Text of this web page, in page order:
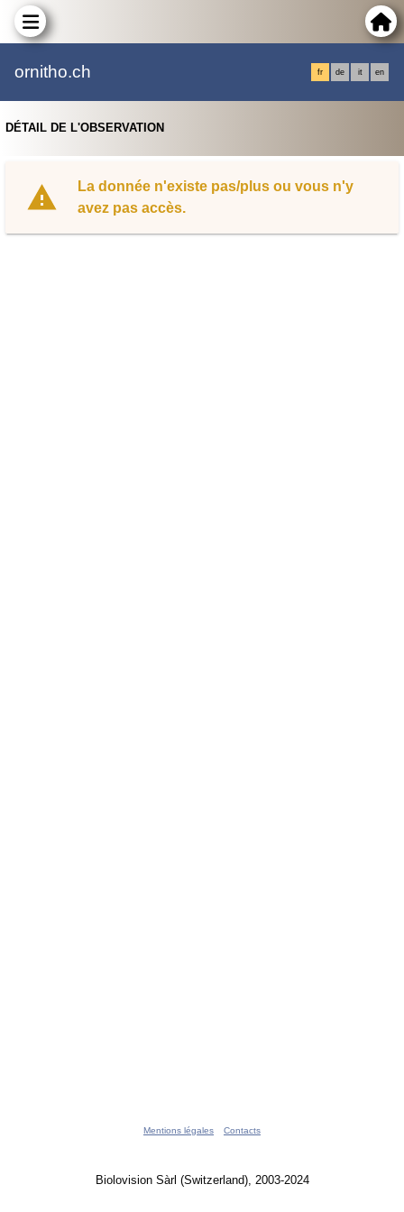
ornitho.ch fr de it en
DÉTAIL DE L'OBSERVATION
La donnée n'existe pas/plus ou vous n'y
avez pas accès.
Mentions légales Contacts
Biolovision Sàrl (Switzerland), 2003-2024